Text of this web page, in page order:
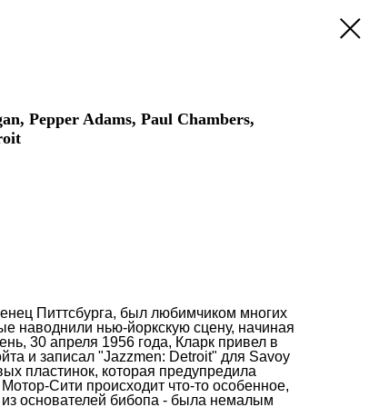
Pepper Adams, Paul Chambers,
Питтсбурга, был любимчиком многих
наводнили нью-йоркскую сцену, начиная
30 апреля 1956 года, Кларк привел в
и записал "Jazzmen: Detroit" для Savoy
пластинок, которая предупредила
Сити происходит что-то особенное,
основателей бибопа - была немалым